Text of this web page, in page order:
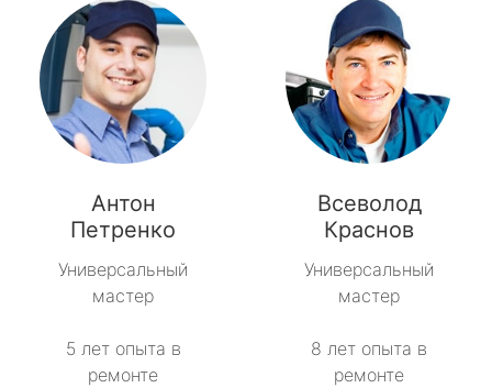
Антон
Петренко
Универсальный
мастер
5 лет опыта в
ремонте
Всеволод
Краснов
Универсальный
мастер
8 лет опыта в
ремонте